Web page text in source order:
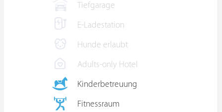
Tiefgarage
E-Ladestation
Hunde erlaubt
Adults-only Hotel
Kinderbetreuung
Fitnessraum